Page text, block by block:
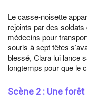
Le casse-noisette
rejoints par des
médecins pour
souris à sept têtes
blessé, Clara lui lance
longtemps pour que le
Scène 2 : Une